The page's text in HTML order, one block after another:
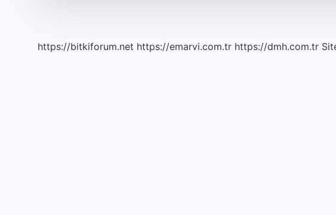
https://bitkiforum.net https://emarvi.com.tr https://dmh.com.tr